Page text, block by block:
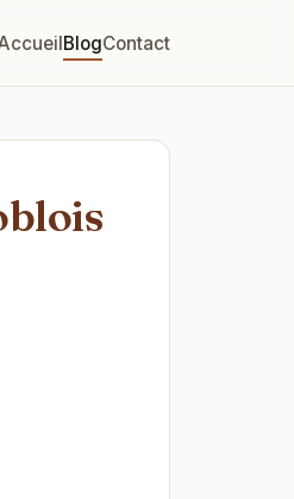
BlogContact